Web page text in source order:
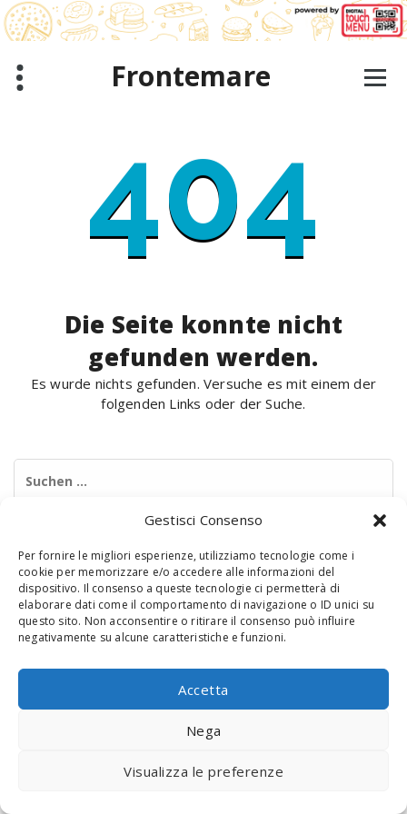
Gestisci Consenso
Per fornire le migliori esperienze, utilizziamo tecnologie come i
cookie per memorizzare e/o accedere alle informazioni del
dispositivo. Il consenso a queste tecnologie ci permetterà di
elaborare dati come il comportamento di navigazione o ID unici su
questo sito. Non acconsentire o ritirare il consenso può influire
negativamente su alcune caratteristiche e funzioni.
Accetta
Nega
Visualizza le preferenze
Zum
Inhalt
springen
Frontemare
404
Die Seite konnte nicht
gefunden werden.
Es wurde nichts gefunden. Versuche es mit einem der
folgenden Links oder der Suche.
© 2020 Digital Touch Menu. Menu realizzato da